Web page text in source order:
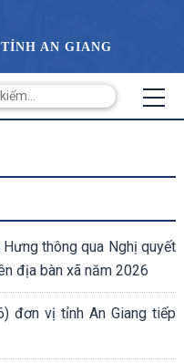
AN GIANG
thông qua Nghị quyết
địa bàn xã năm 2026
đơn vị tỉnh An Giang tiếp